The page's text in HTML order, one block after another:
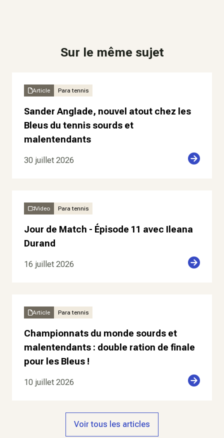
Sur le même sujet
Article Para tennis
Sander Anglade, nouvel atout chez les
Bleus du tennis sourds et
malentendants
30 juillet 2026
Video Para tennis
Jour de Match - Épisode 11 avec Ileana
Durand
16 juillet 2026
Article Para tennis
Championnats du monde sourds et
malentendants : double ration de finale
pour les Bleus !
10 juillet 2026
Voir tous les articles